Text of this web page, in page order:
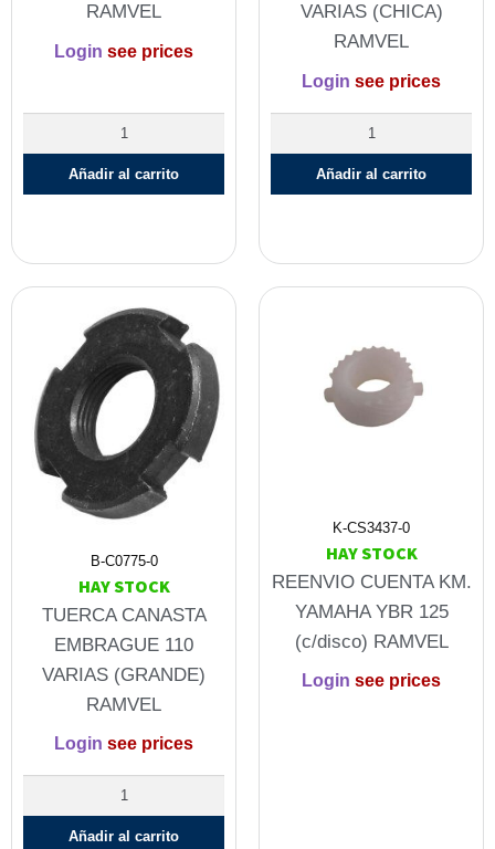
RAMVEL
Login see prices
Añadir al carrito
VARIAS (CHICA)
RAMVEL
Login see prices
Añadir al carrito
B-C0775-0
HAY STOCK
TUERCA CANASTA
EMBRAGUE 110
VARIAS (GRANDE)
RAMVEL
Login see prices
Añadir al carrito
K-CS3437-0
HAY STOCK
REENVIO CUENTA KM.
YAMAHA YBR 125
(c/disco) RAMVEL
Login see prices